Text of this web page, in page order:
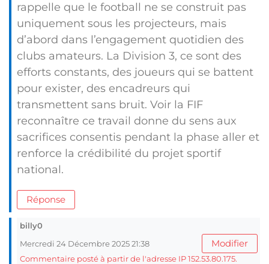
rappelle que le football ne se construit pas
uniquement sous les projecteurs, mais
d’abord dans l’engagement quotidien des
clubs amateurs. La Division 3, ce sont des
efforts constants, des joueurs qui se battent
pour exister, des encadreurs qui
transmettent sans bruit. Voir la FIF
reconnaître ce travail donne du sens aux
sacrifices consentis pendant la phase aller et
renforce la crédibilité du projet sportif
national.
Réponse
billy0
Mercredi 24 Décembre 2025 21:38
Modifier
Commentaire posté à partir de l'adresse IP 152.53.80.175.